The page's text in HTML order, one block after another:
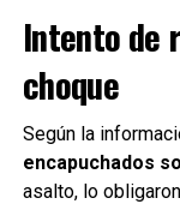
SIGUIENTE
Frontera:
NO TE PIERDAS
Narcomenudeo:
fueron
Intento de
choque
Según la
encapuchados
asalto, lo